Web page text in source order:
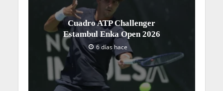
Cuadro ATP Challenger
Estambul Enka Open 2026
6 días hace